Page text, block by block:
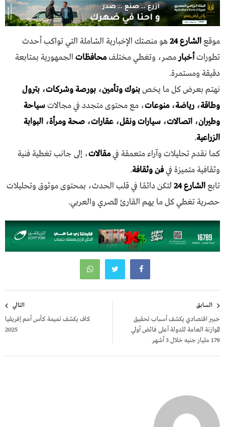
موقعالشارع 24
هو منصتك الإخبارية الشاملة التي تواكب أحدث
تطوراتأخبارمصر، وتغطي مختلفمحافظات الجمهورية بمتابعة
دقيقة ومستمرة.
نهتم بعرض كل ما يخصبنوك وتأمين، بورصة وشركات، بترول
وطاقة، رياضة،منوعات، مع محتوى متجدد في مجالاتسياحة
وطيران، اتصالات، سيارات ونقل، عقارات، صحة ومرأة، البوابة
الزراعية.
كما نقدم تحليلات وآراء متعمقة فيمقالات، إلى جانب تغطية فنية
وثقافية متميزة فيفن وثقافة.
تابعالشارع 24
لتكن دائمًا في قلب الحدث، بمحتوى موثوق وتحليلات
حصرية تغطي كل ما يهم القارئ المصري والعربي.
المقالات
السابق
خبير اقتصادي يكشف أسباب تحقيق
الموازنة العامة للدولة أعلى فائض أولي
179 مليار جنيه خلال 3 أشهر
التالي
كاف يكشف تميمة كأس أمم إفريقيا
2025